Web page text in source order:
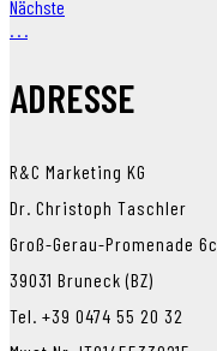
Nächste
ADRESSE
R&C Marketing KG
Dr. Christoph Taschler
Groß-Gerau-Promenade 6c
39031 Bruneck (BZ)
Tel. +39 0474 55 20 32